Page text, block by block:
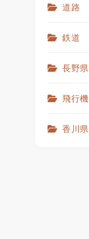
道路
鉄道
長野県
飛行機
香川県